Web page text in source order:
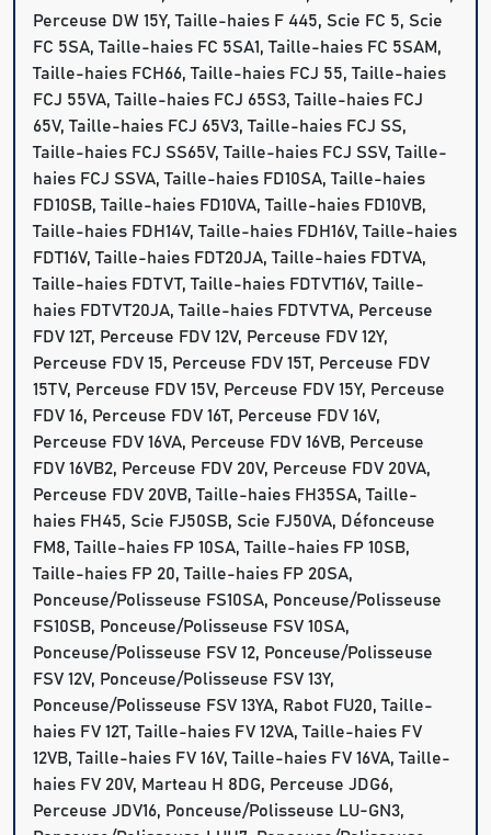
Perceuse DW 15Y, Taille-haies F 445, Scie FC 5, Scie
FC 5SA, Taille-haies FC 5SA1, Taille-haies FC 5SAM,
Taille-haies FCH66, Taille-haies FCJ 55, Taille-haies
FCJ 55VA, Taille-haies FCJ 65S3, Taille-haies FCJ
65V, Taille-haies FCJ 65V3, Taille-haies FCJ SS,
Taille-haies FCJ SS65V, Taille-haies FCJ SSV, Taille-
haies FCJ SSVA, Taille-haies FD10SA, Taille-haies
FD10SB, Taille-haies FD10VA, Taille-haies FD10VB,
Taille-haies FDH14V, Taille-haies FDH16V, Taille-haies
FDT16V, Taille-haies FDT20JA, Taille-haies FDTVA,
Taille-haies FDTVT, Taille-haies FDTVT16V, Taille-
haies FDTVT20JA, Taille-haies FDTVTVA, Perceuse
FDV 12T, Perceuse FDV 12V, Perceuse FDV 12Y,
Perceuse FDV 15, Perceuse FDV 15T, Perceuse FDV
15TV, Perceuse FDV 15V, Perceuse FDV 15Y, Perceuse
FDV 16, Perceuse FDV 16T, Perceuse FDV 16V,
Perceuse FDV 16VA, Perceuse FDV 16VB, Perceuse
FDV 16VB2, Perceuse FDV 20V, Perceuse FDV 20VA,
Perceuse FDV 20VB, Taille-haies FH35SA, Taille-
haies FH45, Scie FJ50SB, Scie FJ50VA, Défonceuse
FM8, Taille-haies FP 10SA, Taille-haies FP 10SB,
Taille-haies FP 20, Taille-haies FP 20SA,
Ponceuse/Polisseuse FS10SA, Ponceuse/Polisseuse
FS10SB, Ponceuse/Polisseuse FSV 10SA,
Ponceuse/Polisseuse FSV 12, Ponceuse/Polisseuse
FSV 12V, Ponceuse/Polisseuse FSV 13Y,
Ponceuse/Polisseuse FSV 13YA, Rabot FU20, Taille-
haies FV 12T, Taille-haies FV 12VA, Taille-haies FV
12VB, Taille-haies FV 16V, Taille-haies FV 16VA, Taille-
haies FV 20V, Marteau H 8DG, Perceuse JDG6,
Perceuse JDV16, Ponceuse/Polisseuse LU-GN3,